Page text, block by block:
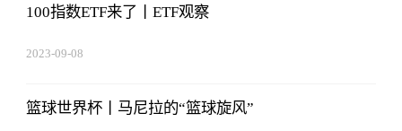
100指数ETF来了丨ETF观察
2023-09-08
篮球世界杯丨马尼拉的“篮球旋风”